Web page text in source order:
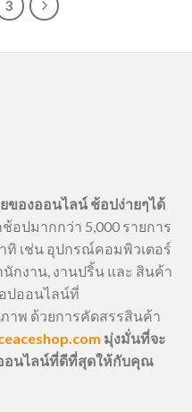
3
ของออนไลน์ ช้อปง่ายๆได้
อปมากกว่า 5,000 รายการ
ทิ เช่น อุปกรณ์คอมพิวเตอร์
กงาน, งานปริ้น และ สินค้า
ปออนไลน์ที่
าพ ด้วยการคัดสรรสินค้า
มุ่งมั่นที่จะ
อนไลน์ที่ดีที่สุดให้กับคุณ